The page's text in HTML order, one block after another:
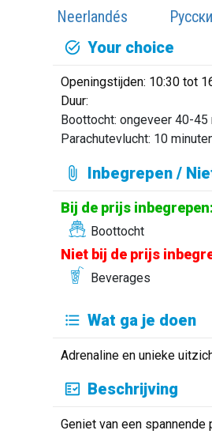
Neerlandés
Your choice
Openingstijden: 10:30 tot
Duur:
Boottocht: ongeveer 40-45
Parachutevlucht: 10
Inbegrepen /
Bij de prijs inbegrepen:
Boottocht
Niet bij de prijs
Beverages
Wat ga je doen
Adrenaline en unieke
Beschrijving
Geniet van een